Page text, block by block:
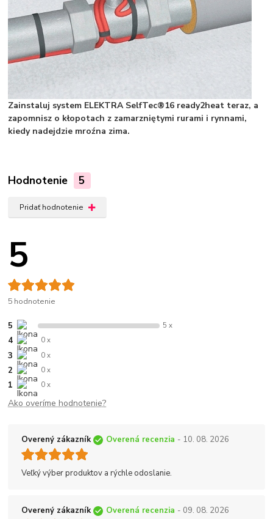
Zainstaluj system ELEKTRA SelfTec®16 ready2heat teraz, a
zapomnisz o kłopotach z zamarzniętymi rurami i rynnami,
kiedy nadejdzie mroźna zima.
Hodnotenie 5
Pridať hodnotenie
5
5 hodnotenie
5 5 x
4 0 x
3 0 x
2 0 x
1 0 x
Ako overíme hodnotenie?
Overený zákazník Overená recenzia - 10. 08. 2026
Veľký výber produktov a rýchle odoslanie.
Overený zákazník Overená recenzia - 09. 08. 2026